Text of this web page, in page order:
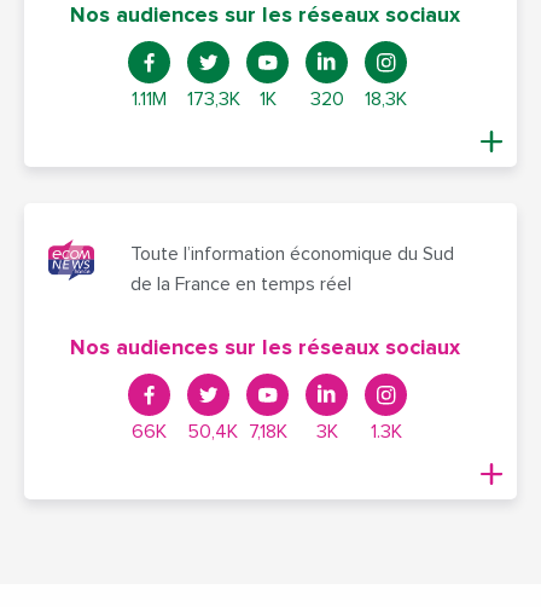
Nos audiences sur les réseaux sociaux
1.11M 173,3K 1K 320 18,3K
Toute l’information économique du Sud
de la France en temps réel
Nos audiences sur les réseaux sociaux
66K 50,4K 7,18K 3K 1.3K